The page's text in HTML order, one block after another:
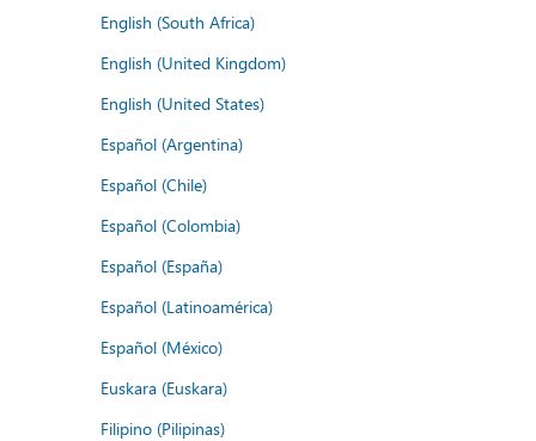
English (South Africa)
English (United Kingdom)
English (United States)
Español (Argentina)
Español (Chile)
Español (Colombia)
Español (España)
Español (Latinoamérica)
Español (México)
Euskara (Euskara)
Filipino (Pilipinas)